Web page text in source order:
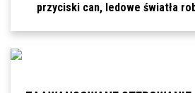
przyciski can, ledowe światła